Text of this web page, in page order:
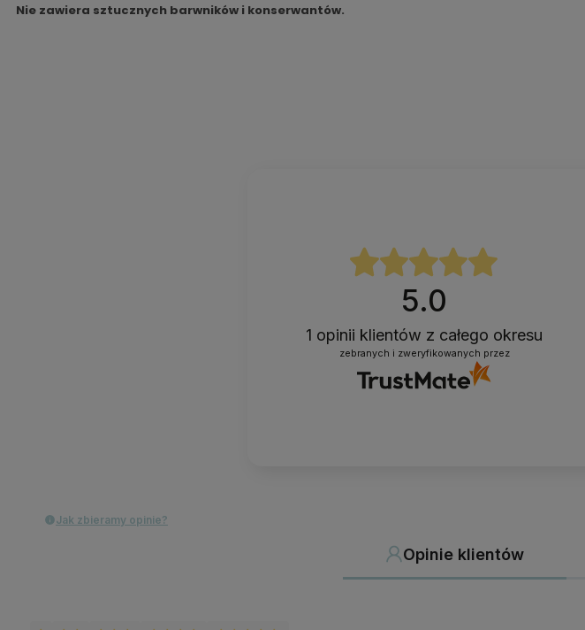
Nie zawiera sztucznych barwników i konserwantów.
5.0
1 opinii klientów z całego okresu
zebranych i zweryfikowanych przez
Jak zbieramy opinie?
Opinie klientów